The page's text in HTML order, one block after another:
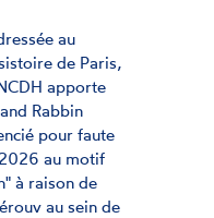
adoptée jeudi
déplore un
de la mise en
du 11
dû